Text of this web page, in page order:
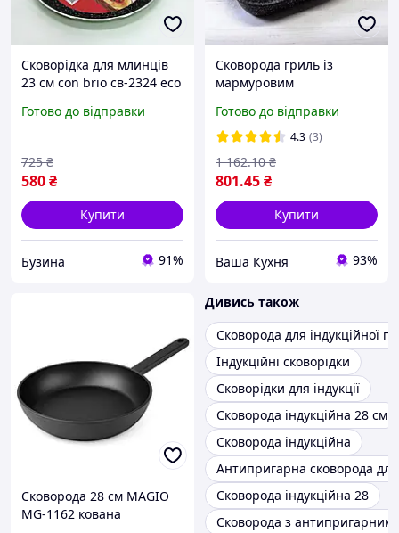
Сковорідка для млинців
23 см con brio св-2324 eco
індукційним дном. колір:
Готово до відправки
580₴
725 ₴
Купити
Бузина 91%
Сковорода гриль із
мармуровим
покриттям 24 см
Edenberg EB-3309
Сковорода з індукційним
дном
Готово до відправки
4.3 (3)
801.45₴
1 162.10 ₴
Купити
Ваша Кухня 93%
Сковорода 28 см MAGIO
MG-1162 кована
Дивись також
Сковорода для індукційної
Індукційні сковорідки
Сковорідки для індукції
Сковорода індукційна 28 см
Сковорода індукційна
Антипригарна сковорода для
Сковорода індукційна 28
Сковорода з антипригарним